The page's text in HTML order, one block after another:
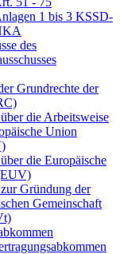
1 bis 3 KSSD-
des
Grundrechte der
die Arbeitsweise
Union
die Europäische
Gründung der
Gemeinschaft